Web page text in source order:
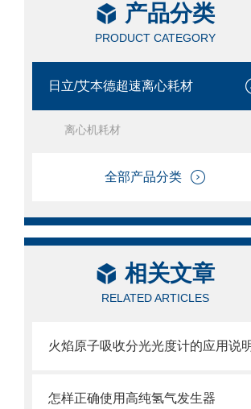
产品分类
PRODUCT CATEGORY
日立/艾本德超速离心耗材
离心机耗材
全部产品分类
相关文章
RELATED ARTICLES
火焰原子吸收分光光度计的应用说
怎样正确使用高纯氢气发生器